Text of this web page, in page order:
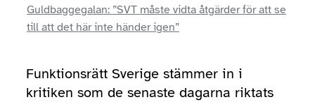
Guldbaggegalan: ”SVT måste vidta åtgärder för att se
till att det här inte händer igen”
Funktionsrätt Sverige stämmer in i
kritiken som de senaste dagarna riktats